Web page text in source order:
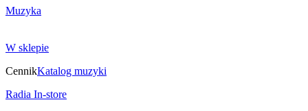
Muzyka
W sklepie
CennikKatalog muzyki
Radia In-store